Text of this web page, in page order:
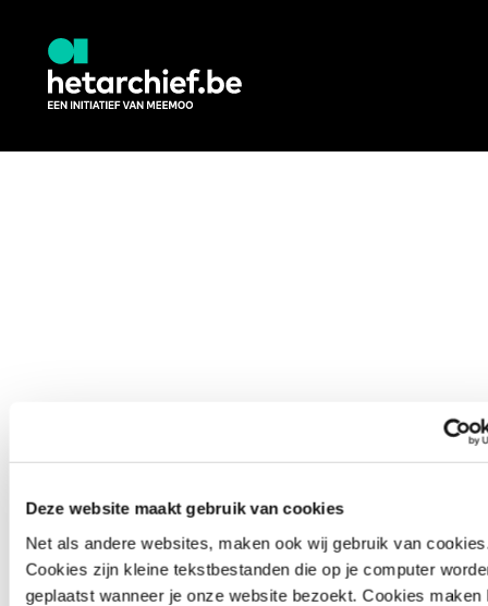
Deze website maakt gebruik van cookies
Net als andere websites, maken ook wij gebruik van
Cookies zijn kleine tekstbestanden die op je computer
geplaatst wanneer je onze website bezoekt. Cookies maken